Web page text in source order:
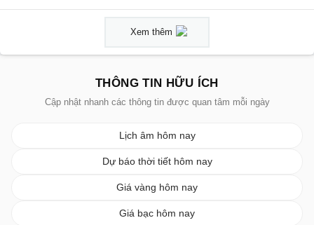
Xem thêm
THÔNG TIN HỮU ÍCH
Cập nhật nhanh các thông tin được quan tâm mỗi ngày
Lịch âm hôm nay
Dự báo thời tiết hôm nay
Giá vàng hôm nay
Giá bạc hôm nay